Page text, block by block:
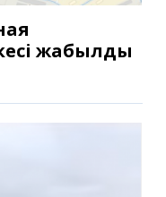
жабылды